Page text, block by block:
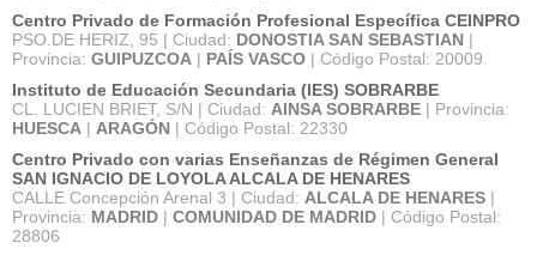
Centro Privado de Formación Profesional Específica CEINPRO
PSO.DE HERIZ, 95 | Ciudad: DONOSTIA SAN SEBASTIAN |
Provincia: GUIPUZCOA | PAÍS VASCO | Código Postal: 20009
Instituto de Educación Secundaria (IES) SOBRARBE
CL. LUCIEN BRIET, S/N | Ciudad: AINSA SOBRARBE | Provincia:
HUESCA | ARAGÓN | Código Postal: 22330
Centro Privado con varias Enseñanzas de Régimen General
SAN IGNACIO DE LOYOLA ALCALA DE HENARES
CALLE Concepción Arenal 3 | Ciudad: ALCALA DE HENARES |
Provincia: MADRID | COMUNIDAD DE MADRID | Código Postal:
28806